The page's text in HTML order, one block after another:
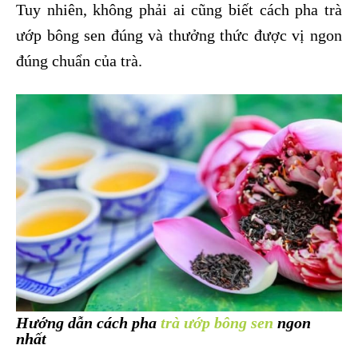
Tuy nhiên, không phải ai cũng biết cách pha trà
ướp bông sen đúng và thưởng thức được vị ngon
đúng chuẩn của trà.
Hướng dẫn cách pha trà ướp bông sen ngon
nhất